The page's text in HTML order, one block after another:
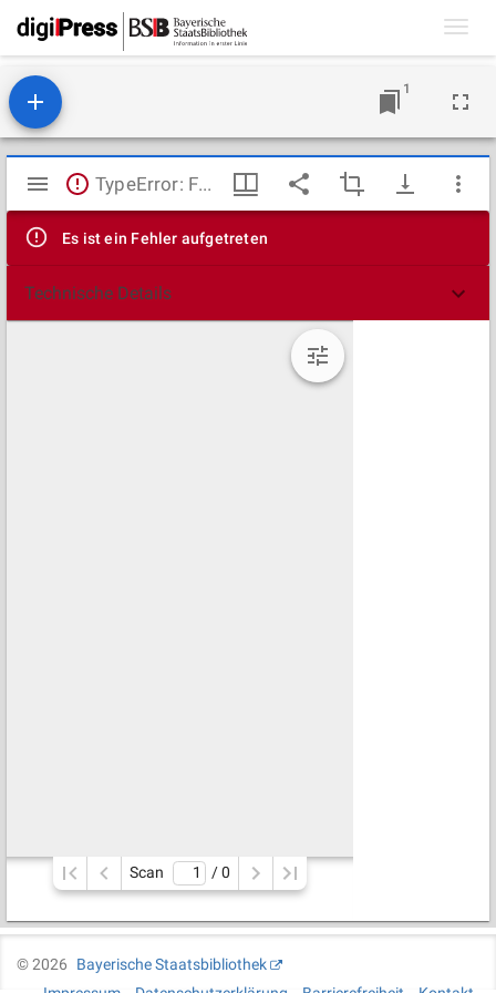
1
Mirador
Viewer
TypeError: Failed to fetch
Es ist ein Fehler aufgetreten
Technische Details
Scan / 0
©2026
Bayerische Staatsbibliothek